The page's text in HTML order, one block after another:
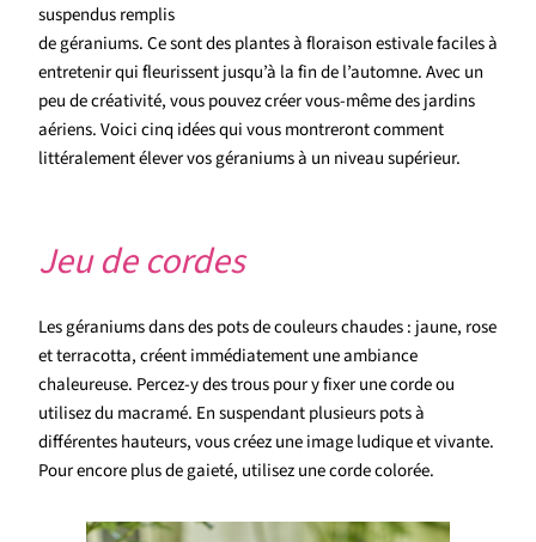
suspendus remplis
de géraniums. Ce sont des plantes à floraison estivale faciles à
entretenir qui fleurissent jusqu’à la fin de l’automne. Avec un
peu de créativité, vous pouvez créer vous-même des jardins
aériens. Voici cinq idées qui vous montreront comment
littéralement élever vos géraniums à un niveau supérieur.
Jeu de cordes
Les géraniums dans des pots de couleurs chaudes : jaune, rose
et terracotta, créent immédiatement une ambiance
chaleureuse. Percez-y des trous pour y fixer une corde ou
utilisez du macramé. En suspendant plusieurs pots à
différentes hauteurs, vous créez une image ludique et vivante.
Pour encore plus de gaieté, utilisez une corde colorée.